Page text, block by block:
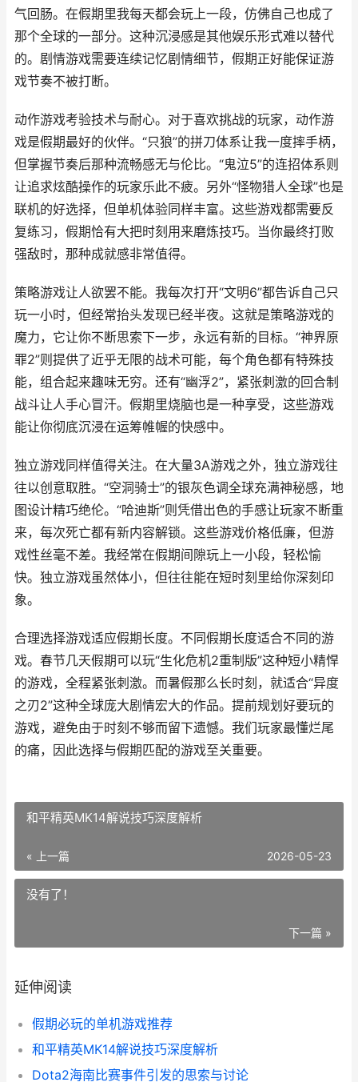
气回肠。在假期里我每天都会玩上一段，仿佛自己也成了
那个全球的一部分。这种沉浸感是其他娱乐形式难以替代
的。剧情游戏需要连续记忆剧情细节，假期正好能保证游
戏节奏不被打断。
动作游戏考验技术与耐心。对于喜欢挑战的玩家，动作游
戏是假期最好的伙伴。“只狼”的拼刀体系让我一度摔手柄，
但掌握节奏后那种流畅感无与伦比。“鬼泣5”的连招体系则
让追求炫酷操作的玩家乐此不疲。另外“怪物猎人全球”也是
联机的好选择，但单机体验同样丰富。这些游戏都需要反
复练习，假期恰有大把时刻用来磨炼技巧。当你最终打败
强敌时，那种成就感非常值得。
策略游戏让人欲罢不能。我每次打开“文明6”都告诉自己只
玩一小时，但经常抬头发现已经半夜。这就是策略游戏的
魔力，它让你不断思索下一步，永远有新的目标。“神界原
罪2”则提供了近乎无限的战术可能，每个角色都有特殊技
能，组合起来趣味无穷。还有“幽浮2”，紧张刺激的回合制
战斗让人手心冒汗。假期里烧脑也是一种享受，这些游戏
能让你彻底沉浸在运筹帷幄的快感中。
独立游戏同样值得关注。在大量3A游戏之外，独立游戏往
往以创意取胜。“空洞骑士”的银灰色调全球充满神秘感，地
图设计精巧绝伦。“哈迪斯”则凭借出色的手感让玩家不断重
来，每次死亡都有新内容解锁。这些游戏价格低廉，但游
戏性丝毫不差。我经常在假期间隙玩上一小段，轻松愉
快。独立游戏虽然体小，但往往能在短时刻里给你深刻印
象。
合理选择游戏适应假期长度。不同假期长度适合不同的游
戏。春节几天假期可以玩“生化危机2重制版”这种短小精悍
的游戏，全程紧张刺激。而暑假那么长时刻，就适合“异度
之刃2”这种全球庞大剧情宏大的作品。提前规划好要玩的
游戏，避免由于时刻不够而留下遗憾。我们玩家最懂烂尾
的痛，因此选择与假期匹配的游戏至关重要。
和平精英MK14解说技巧深度解析
« 上一篇 2026-05-23
没有了！
下一篇 »
延伸阅读
假期必玩的单机游戏推荐
和平精英MK14解说技巧深度解析
Dota2海南比赛事件引发的思索与讨论